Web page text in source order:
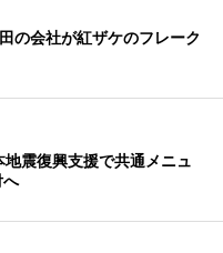
会社が紅ザケのフレーク
震復興支援で共通メニュ